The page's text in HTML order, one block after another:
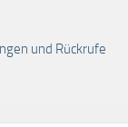
und Rückrufe